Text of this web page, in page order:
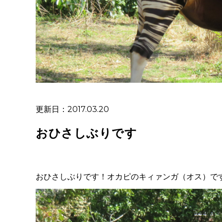
更新日：2017.03.20
おひさしぶりです
おひさしぶりです！オカピのキィァンガ（オス）で